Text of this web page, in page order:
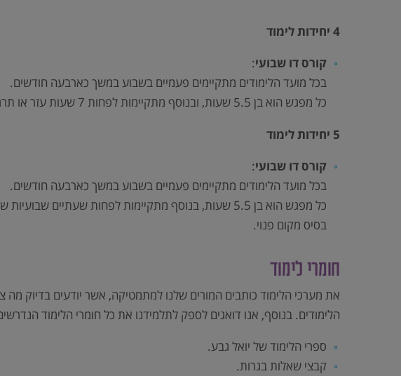
4 יחידות לימוד
קורס דו שבועי:
בכל מועד הלימודים מתקיימים פעמיים בשבוע במשך כארבעה חודשים.
כל מפגש הוא בן 5.5 שעות, ובנוסף מתקיימות לפחות 7 שעות עזר או תרגול נוספות כל שבוע לאורך הקורס הניתנות על ידי המורה ומתרגל.
5 יחידות לימוד
קורס דו שבועי:
בכל מועד הלימודים מתקיימים פעמיים בשבוע במשך כארבעה חודשים.
בסיס מקום פנוי.
חומרי לימוד
את מערכי הלימוד כותבים המורים שלנו למתמטיקה, אשר יודעים בדיוק
הלימודים. בנוסף, אנו דואגים לספק לתלמידנו את כל חומרי הלימוד
ספרי הלימוד של יואל גבע.
קבצי שאלות בגרות.